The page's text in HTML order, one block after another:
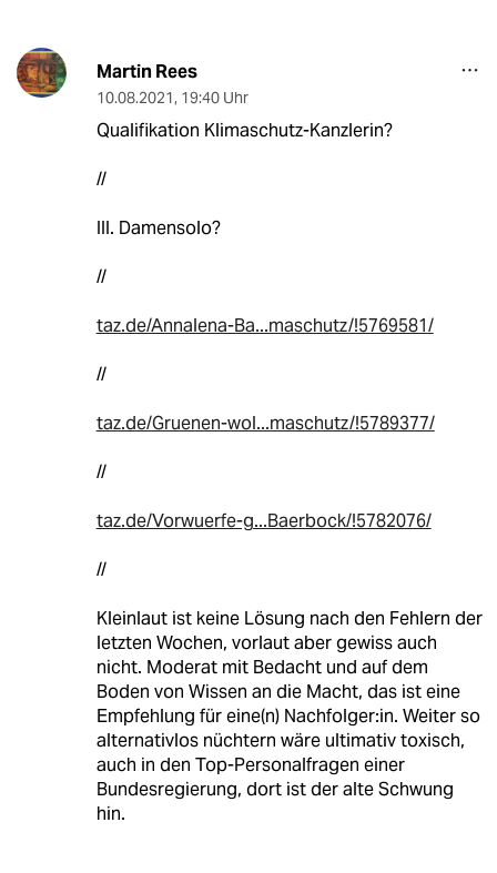
Martin Rees
10.08.2021, 19:40 Uhr
Qualifikation Klimaschutz-Kanzlerin?
//
III. Damensolo?
//
taz.de/Annalena-Ba...maschutz/!5769581/
//
taz.de/Gruenen-wol...maschutz/!5789377/
//
taz.de/Vorwuerfe-g...Baerbock/!5782076/
//
Kleinlaut ist keine Lösung nach den Fehlern der
letzten Wochen, vorlaut aber gewiss auch
nicht. Moderat mit Bedacht und auf dem
Boden von Wissen an die Macht, das ist eine
Empfehlung für eine(n) Nachfolger:in. Weiter so
alternativlos nüchtern wäre ultimativ toxisch,
auch in den Top-Personalfragen einer
Bundesregierung, dort ist der alte Schwung
hin.